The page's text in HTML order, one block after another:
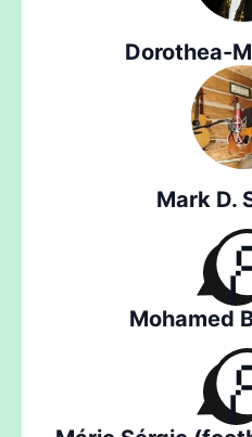
Dorothea-
Mark D.
Mohamed